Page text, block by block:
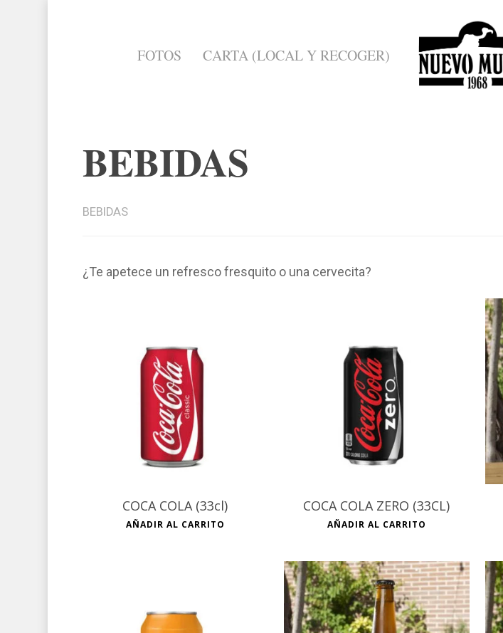
Hit enter to search or ESC to close
FOTOS CARTA (LOCAL Y RECOGER)
BEBIDAS
BEBIDAS
¿Te apetece un refresco fresquito o una cervecita?
€
COCA COLA (33cl)
AÑADIR AL CARRITO
€
COCA COLA ZERO (33CL)
AÑADIR AL CARRITO